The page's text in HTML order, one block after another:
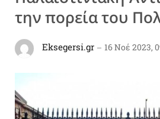
την πορεία του
Eksegersi.gr 16 Νοέ 2023,